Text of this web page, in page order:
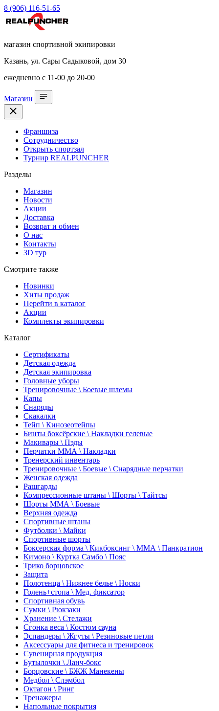
8 (906) 116-51-65
магазин спортивной экипировки
Казань, ул. Сары Садыковой, дом 30
ежедневно с 11-00 до 20-00
Магазин
Франшиза
Сотрудничество
Открыть спортзал
Турнир REALPUNCHER
Разделы
Магазин
Новости
Акции
Доставка
Возврат и обмен
О нас
Контакты
3D тур
Смотрите также
Новинки
Хиты продаж
Перейти в каталог
Акции
Комплекты экипировки
Каталог
Сертификаты
Детская одежда
Детская экипировка
Головные уборы
Тренировочные \ Боевые шлемы
Капы
Снаряды
Скакалки
Тейп \ Кинозеотейпы
Бинты боксёрские \ Накладки гелевые
Макивары \ Пэды
Перчатки ММА \ Накладки
Тренерский инвентарь
Тренировочные \ Боевые \ Снарядные перчатки
Женская одежда
Рашгарды
Компрессионные штаны \ Шорты \ Тайтсы
Шорты ММА \ Боевые
Верхняя одежда
Спортивные штаны
Футболки \ Майки
Спортивные шорты
Боксерская форма \ Кикбоксинг \ ММА \ Панкратион
Кимоно \ Куртка Самбо \ Пояс
Трико борцовское
Защита
Полотенца \ Нижнее белье \ Носки
Голень+стопа \ Мед. фиксатор
Спортивная обувь
Сумки \ Рюкзаки
Хранение \ Стелажи
Сгонка веса \ Костюм сауна
Эспандеры \ Жгуты \ Резиновые петли
Аксессуары для фитнеса и тренировок
Сувенирная продукция
Бутылочки \ Ланч-бокс
Борцовские \ БЖЖ Манекены
Медбол \ Слэмбол
Октагон \ Ринг
Тренажеры
Напольные покрытия